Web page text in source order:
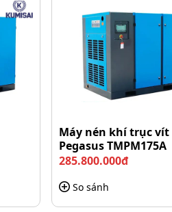
Máy nén khí trục vít
Pegasus TMPM175A
285.800.000đ
So sánh